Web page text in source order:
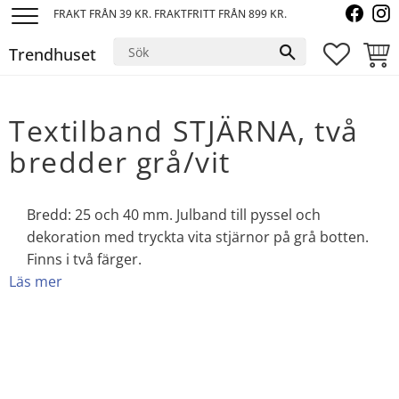
FRAKT FRÅN 39 KR. FRAKTFRITT FRÅN 899 KR.
Trendhuset
Textilband STJÄRNA, två
bredder grå/vit
Bredd: 25 och 40 mm. Julband till pyssel och
dekoration med tryckta vita stjärnor på grå botten.
Finns i två färger.
Läs mer